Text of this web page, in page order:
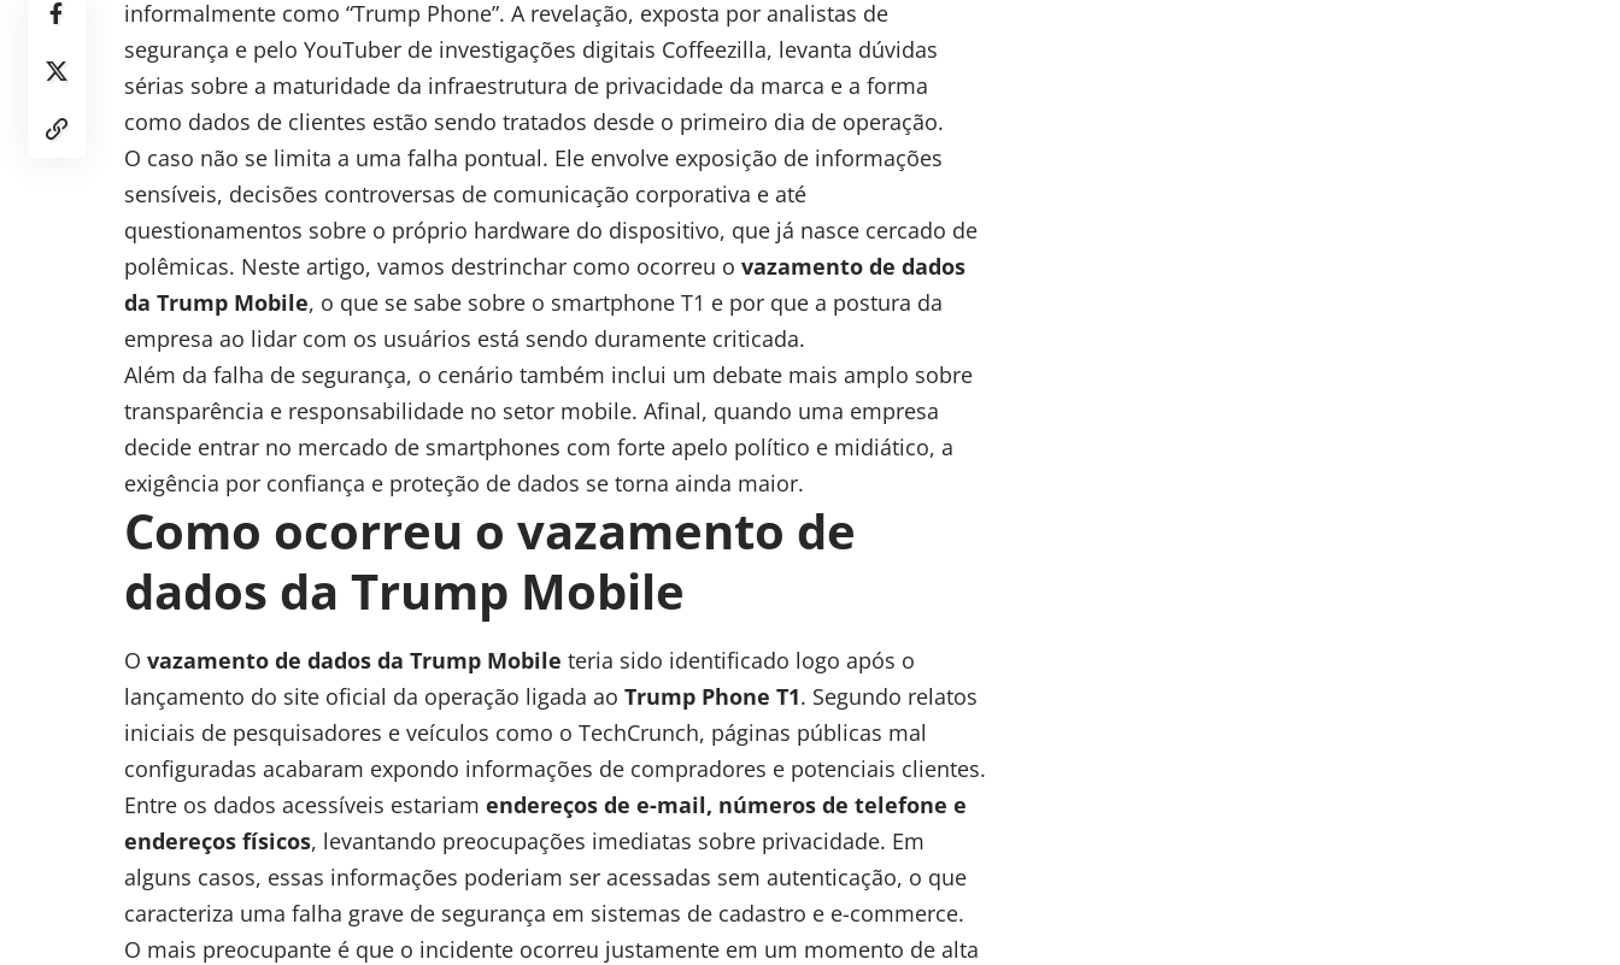
informalmente como “Trump Phone”. A revelação, exposta por analistas de
segurança e pelo YouTuber de investigações digitais Coffeezilla, levanta dúvidas
sérias sobre a maturidade da infraestrutura de privacidade da marca e a forma
como dados de clientes estão sendo tratados desde o primeiro dia de operação.
O caso não se limita a uma falha pontual. Ele envolve exposição de informações
sensíveis, decisões controversas de comunicação corporativa e até
questionamentos sobre o próprio hardware do dispositivo, que já nasce cercado de
polêmicas. Neste artigo, vamos destrinchar como ocorreu o vazamento de dados
da Trump Mobile, o que se sabe sobre o smartphone T1 e por que a postura da
empresa ao lidar com os usuários está sendo duramente criticada.
Além da falha de segurança, o cenário também inclui um debate mais amplo sobre
transparência e responsabilidade no setor mobile. Afinal, quando uma empresa
decide entrar no mercado de smartphones com forte apelo político e midiático, a
exigência por confiança e proteção de dados se torna ainda maior.
Como ocorreu o vazamento de
dados da Trump Mobile
O vazamento de dados da Trump Mobile teria sido identificado logo após o
lançamento do site oficial da operação ligada ao Trump Phone T1. Segundo relatos
iniciais de pesquisadores e veículos como o TechCrunch, páginas públicas mal
configuradas acabaram expondo informações de compradores e potenciais clientes.
Entre os dados acessíveis estariam endereços de e-mail, números de telefone e
endereços físicos, levantando preocupações imediatas sobre privacidade. Em
alguns casos, essas informações poderiam ser acessadas sem autenticação, o que
caracteriza uma falha grave de segurança em sistemas de cadastro e e-commerce.
O mais preocupante é que o incidente ocorreu justamente em um momento de alta